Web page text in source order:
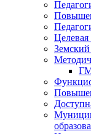
Целевая
Земский